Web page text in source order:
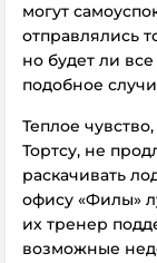
могут
отправлялись
но будет ли
подобное
Теплое
Тортсу, не
раскачивать
офису «Филы»
их тренер
возможные